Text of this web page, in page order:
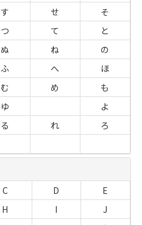
す せ
そ
つ て
と
ぬ ね
の
ふ へ
ほ
む め
も
ゆ
よ
る れ
ろ
C D
E
H I
J